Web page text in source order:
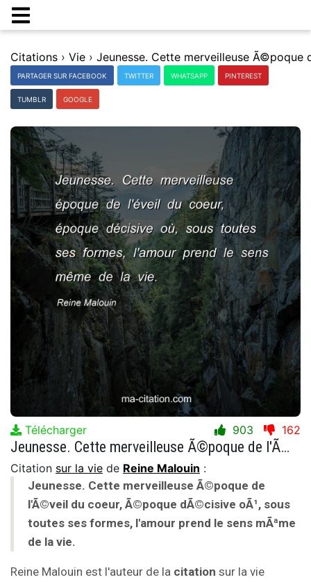
Citations › Vie ›
PARTAGER SUR FACEBOOK TWITTER WHATSAPP PINTEREST
TUMBLR GOOGLE
Télécharger 903 162
Jeunesse. Cette merveilleuse Ã©poque de l'Ã©veil du coeur, Ã©poque dÃ©cisive oÃ¹, sous toutes ses formes, l'amour prend le sens mÃªme de la vie.
Citation sur la vie de Reine Malouin :
Jeunesse. Cette merveilleuse Ã©poque de
l'Ã©veil du coeur, Ã©poque dÃ©cisive oÃ¹, sous
toutes ses formes, l'amour prend le sens mÃªme
de la vie.
Reine Malouin est l'auteur de la citation sur la vie